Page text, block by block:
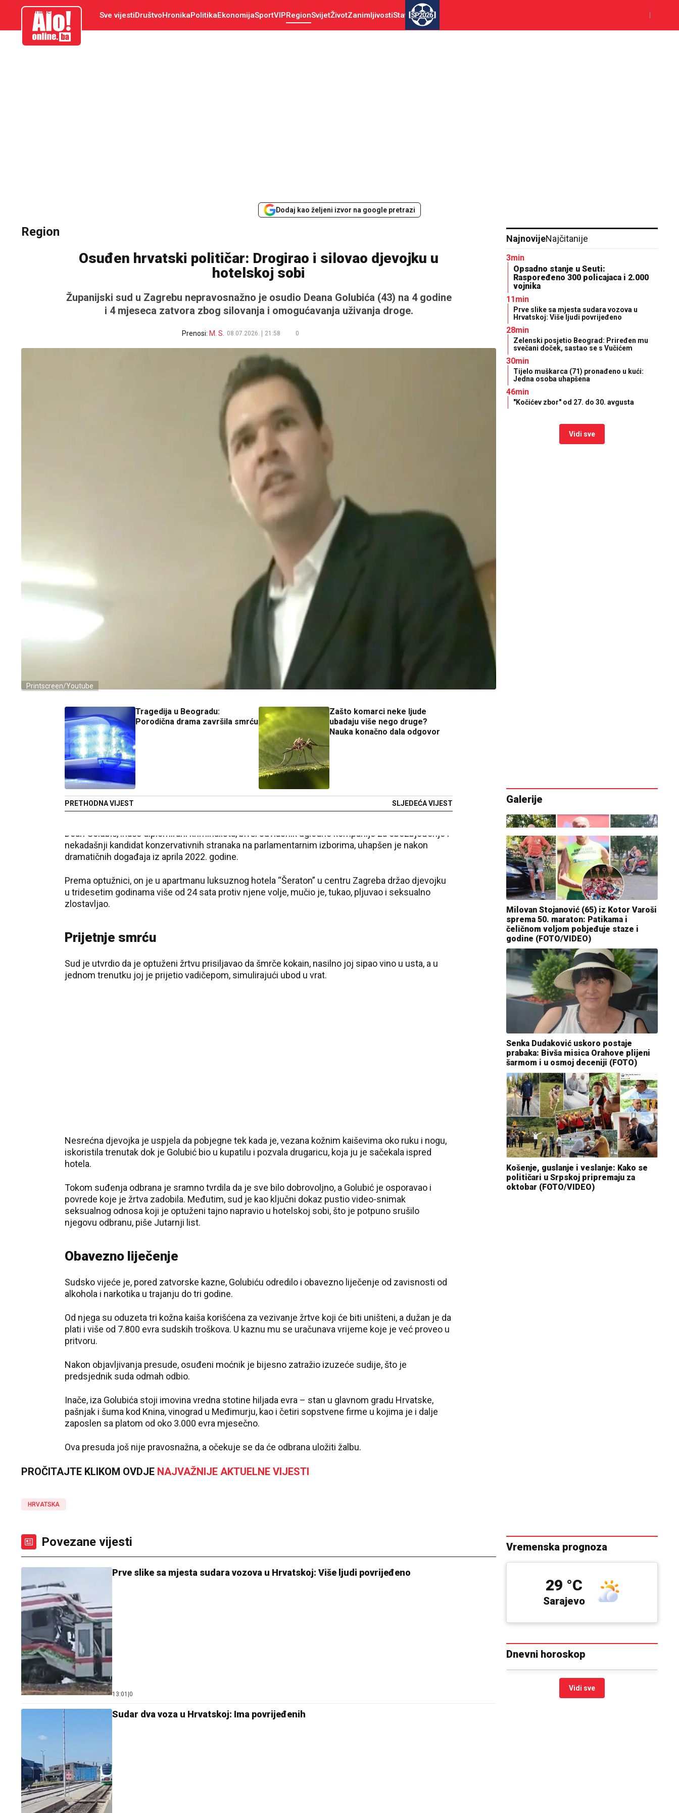
aloonline.ba Sve vijestiDruštvoHronikaPolitikaEkonomijaSportVIPRegionSvijetŽivotZanimljivostiStav SP2026
Dodaj kao željeni izvor na google pretrazi
Region
Osuđen hrvatski političar: Drogirao i silovao djevojku u
hotelskoj sobi
Županijski sud u Zagrebu nepravosnažno je osudio Deana Golubića (43) na 4 godine
i 4 mjeseca zatvora zbog silovanja i omogućavanja uživanja droge.
Prenosi: M. S. 08.07.2026. 21:58 0
Printscreen/Youtube
Tragedija u Beogradu:
Porodična drama završila smrću
PRETHODNA VIJEST
Zašto komarci neke ljude
ubadaju više nego druge?
Nauka konačno dala odgovor
SLJEDEĆA VIJEST
Dean Golubić, inače diplomirani kriminalista, bivši suvlasnik ugledne kompanije za obezbjeđenje i
nekadašnji kandidat konzervativnih stranaka na parlamentarnim izborima, uhapšen je nakon
dramatičnih događaja iz aprila 2022. godine.
Prema optužnici, on je u apartmanu luksuznog hotela “Šeraton” u centru Zagreba držao djevojku
u tridesetim godinama više od 24 sata protiv njene volje, mučio je, tukao, pljuvao i seksualno
zlostavljao.
Prijetnje smrću
Sud je utvrdio da je optuženi žrtvu prisiljavao da šmrče kokain, nasilno joj sipao vino u usta, a u
jednom trenutku joj je prijetio vadičepom, simulirajući ubod u vrat.
Nesrećna djevojka je uspjela da pobjegne tek kada je, vezana kožnim kaiševima oko ruku i nogu,
iskoristila trenutak dok je Golubić bio u kupatilu i pozvala drugaricu, koja ju je sačekala ispred
hotela.
Tokom suđenja odbrana je sramno tvrdila da je sve bilo dobrovoljno, a Golubić je osporavao i
povrede koje je žrtva zadobila. Međutim, sud je kao ključni dokaz pustio video-snimak
seksualnog odnosa koji je optuženi tajno napravio u hotelskoj sobi, što je potpuno srušilo
njegovu odbranu, piše Jutarnji list.
Obavezno liječenje
Sudsko vijeće je, pored zatvorske kazne, Golubiću odredilo i obavezno liječenje od zavisnosti od
alkohola i narkotika u trajanju do tri godine.
Od njega su oduzeta tri kožna kaiša korišćena za vezivanje žrtve koji će biti uništeni, a dužan je da
plati i više od 7.800 evra sudskih troškova. U kaznu mu se uračunava vrijeme koje je već proveo u
pritvoru.
Nakon objavljivanja presude, osuđeni moćnik je bijesno zatražio izuzeće sudije, što je
predsjednik suda odmah odbio.
Inače, iza Golubića stoji imovina vredna stotine hiljada evra – stan u glavnom gradu Hrvatske,
pašnjak i šuma kod Knina, vinograd u Međimurju, kao i četiri sopstvene firme u kojima je i dalje
zaposlen sa platom od oko 3.000 evra mjesečno.
Ova presuda još nije pravosnažna, a očekuje se da će odbrana uložiti žalbu.
PROČITAJTE KLIKOM OVDJE NAJVAŽNIJE AKTUELNE VIJESTI
HRVATSKA
Povezane vijesti
Prve slike sa mjesta sudara vozova u Hrvatskoj: Više ljudi povrijeđeno
13:01 0
Sudar dva voza u Hrvatskoj: Ima povrijeđenih
NajnovijeNajčitanije
3min
Opsadno stanje u Seuti:
Raspoređeno 300 policajaca i 2.000
vojnika
11min
Prve slike sa mjesta sudara vozova u
Hrvatskoj: Više ljudi povrijeđeno
28min
Zelenski posjetio Beograd: Priređen mu
svečani doček, sastao se s Vučićem
30min
Tijelo muškarca (71) pronađeno u kući:
Jedna osoba uhapšena
46min
"Kočićev zbor" od 27. do 30. avgusta
Vidi sve
Galerije
Milovan Stojanović (65) iz Kotor Varoši
sprema 50. maraton: Patikama i
čeličnom voljom pobjeđuje staze i
godine (FOTO/VIDEO)
Senka Dudaković uskoro postaje
prabaka: Bivša misica Orahove plijeni
šarmom i u osmoj deceniji (FOTO)
Košenje, guslanje i veslanje: Kako se
političari u Srpskoj pripremaju za
oktobar (FOTO/VIDEO)
Vremenska prognoza
Sarajevo
29 °C
Dnevni horoskop
Vidi sve